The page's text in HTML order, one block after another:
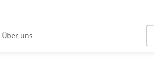
Über uns